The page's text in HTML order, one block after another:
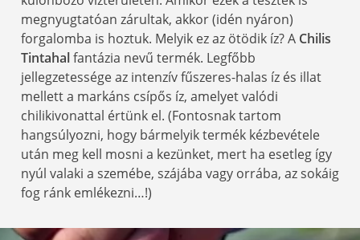
megnyugtatóan zárultak, akkor (idén nyáron)
forgalomba is hoztuk. Melyik ez az ötödik íz? A Chilis
Tintahalfantázia nevű termék. Legfőbb
jellegzetessége az intenzív fűszeres-halas íz és illat
mellett a markáns csípős íz, amelyet valódi
chilikivonattal értünk el. (Fontosnak tartom
hangsúlyozni, hogy bármelyik termék kézbevétele
után meg kell mosni a kezünket, mert ha esetleg így
nyúl valaki a szemébe, szájába vagy orrába, az sokáig
fog ránk emlékezni…!)